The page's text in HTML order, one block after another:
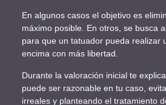
En algunos casos el objetivo es
máximo posible. En otros, se busca
para que un tatuador pueda realizar
encima con más libertad.
Durante la valoración inicial te
puede ser razonable en tu caso,
irreales y planteando el tratamiento